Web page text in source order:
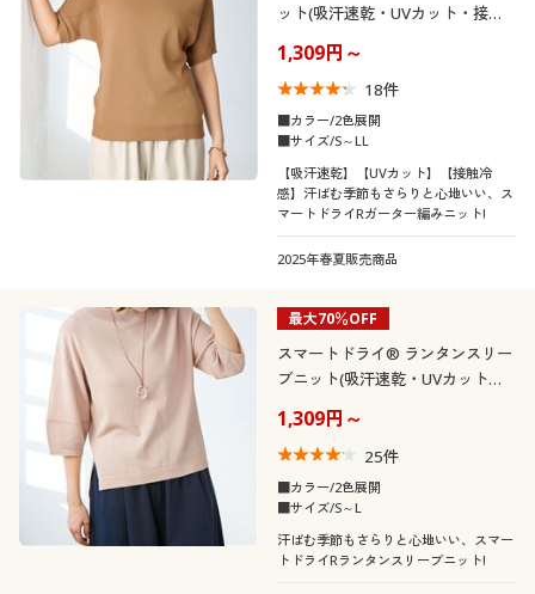
キッチン・雑貨・日用品
家具・収納
寝具・ベッド
カーテン・ラグ・ファブリック
美容・健康通販すべて
美容・健康・サプリメント
制服・スクール
制服・スクールすべて
大きいサイズ
大きいサイズ通販すべて
大きいサイズ メンズ
大きいサイズ 事務・制服
カタログ
カタログ・チラシからのご注文
デジタルカタログ
カタログ無料プレゼント
(4〜4.9)
LL 3L
こだわり条件
で絞り込む
柄・デザイン
スリット
ット(吸汗速乾・UVカット・接触
1,309円～
18件
■カラー/2色展開
■サイズ/S～LL
【吸汗速乾】【UVカット】【接触冷
感】汗ばむ季節もさらりと心地いい、ス
マートドライRガーター編みニット!
2025年春夏販売商品
最大70％OFF
スマートドライ® ランタンスリー
ブニット(吸汗速乾・UVカット・
1,309円～
25件
■カラー/2色展開
■サイズ/S～L
汗ばむ季節もさらりと心地いい、スマー
トドライRランタンスリーブニット!